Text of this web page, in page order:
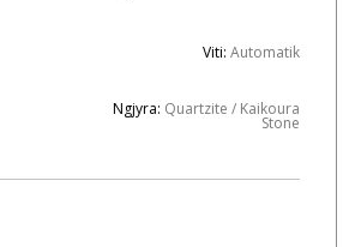
Viti: Automatik
Ngjyra: Quartzite / Kaikoura
Stone